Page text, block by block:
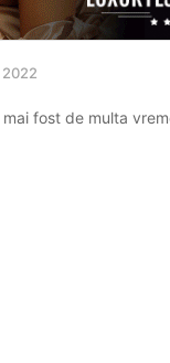
mai fost de multa